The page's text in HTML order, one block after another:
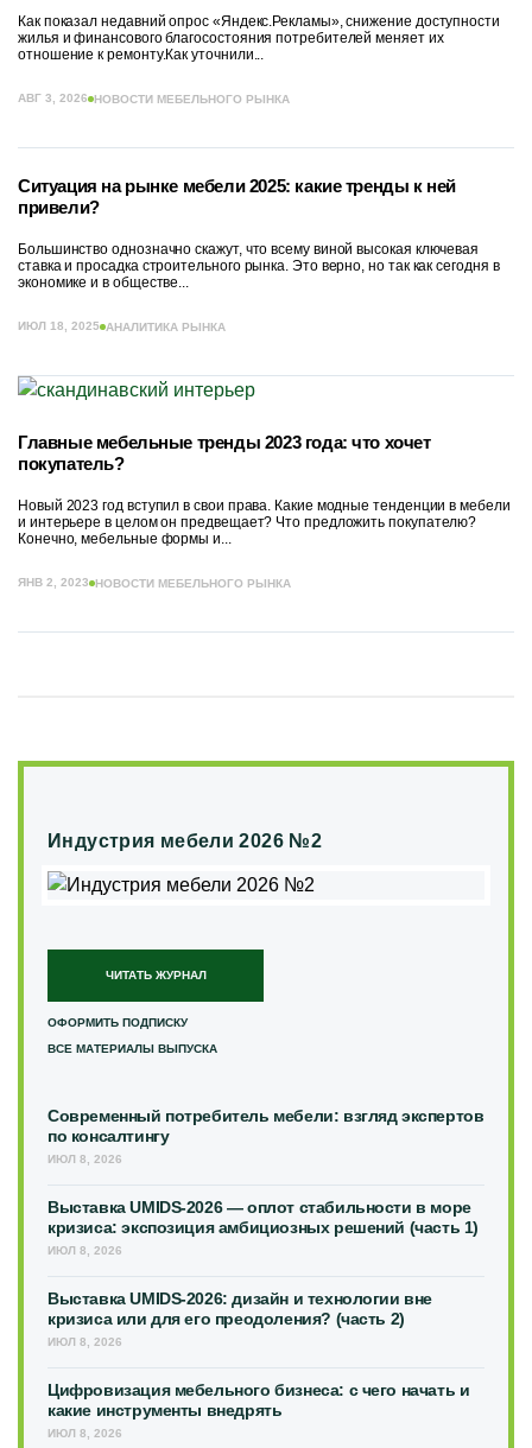
Как показал недавний опрос «Яндекс.Рекламы», снижение доступности
жилья и финансового благосостояния потребителей меняет их
отношение к ремонту.Как уточнили...
АВГ 3, 2026 НОВОСТИ МЕБЕЛЬНОГО РЫНКА
Ситуация на рынке мебели 2025: какие тренды к ней
привели?
Большинство однозначно скажут, что всему виной высокая ключевая
ставка и просадка строительного рынка. Это верно, но так как сегодня в
экономике и в обществе...
ИЮЛ 18, 2025 АНАЛИТИКА РЫНКА
Главные мебельные тренды 2023 года: что хочет
покупатель?
Новый 2023 год вступил в свои права. Какие модные тенденции в мебели
и интерьере в целом он предвещает? Что предложить покупателю?
Конечно, мебельные формы и...
ЯНВ 2, 2023 НОВОСТИ МЕБЕЛЬНОГО РЫНКА
Индустрия мебели 2026 №2
ЧИТАТЬ ЖУРНАЛ
ОФОРМИТЬ ПОДПИСКУ
ВСЕ МАТЕРИАЛЫ ВЫПУСКА
Современный потребитель мебели: взгляд экспертов
по консалтингу
ИЮЛ 8, 2026
Выставка UMIDS-2026 — оплот стабильности в море
кризиса: экспозиция амбициозных решений (часть 1)
ИЮЛ 8, 2026
Выставка UMIDS-2026: дизайн и технологии вне
кризиса или для его преодоления? (часть 2)
ИЮЛ 8, 2026
Цифровизация мебельного бизнеса: с чего начать и
какие инструменты внедрять
ИЮЛ 8, 2026